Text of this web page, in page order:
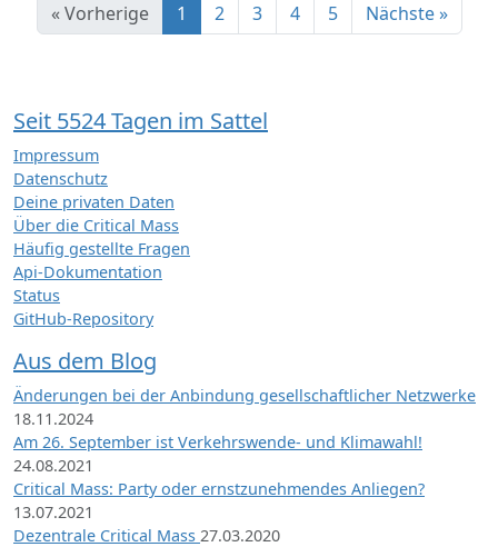
« Vorherige 1 2 3 4 5 Nächste »
Seit 5524 Tagen im Sattel
Impressum
Datenschutz
Deine privaten Daten
Über die Critical Mass
Häufig gestellte Fragen
Api-Dokumentation
Status
GitHub-Repository
Aus dem Blog
Änderungen bei der Anbindung gesellschaftlicher Netzwerke
18.11.2024
Am 26. September ist Verkehrswende- und Klimawahl!
24.08.2021
Critical Mass: Party oder ernstzunehmendes Anliegen?
13.07.2021
Dezentrale Critical Mass 27.03.2020